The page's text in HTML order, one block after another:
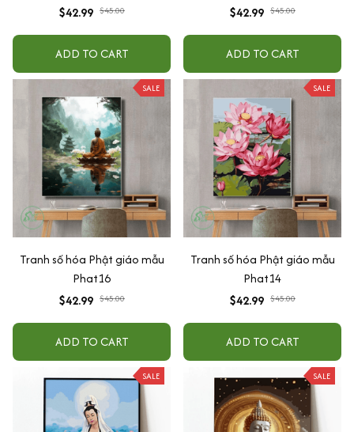
$42.99 $45.00
ADD TO CART
$42.99 $45.00
ADD TO CART
SALE
Tranh số hóa Phật giáo mẫu
Phat16
$42.99 $45.00
ADD TO CART
SALE
Tranh số hóa Phật giáo mẫu
Phat14
$42.99 $45.00
ADD TO CART
SALE SALE